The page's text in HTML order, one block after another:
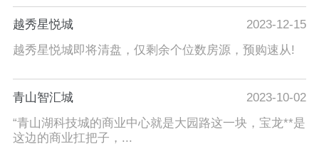
越秀星悦城
2023-12-15
越秀星悦城即将清盘，仅剩余个位数房源，预购速从!
青山智汇城
2023-10-02
“青山湖科技城的商业中心就是大园路这一块，宝龙**是
这边的商业扛把子，...